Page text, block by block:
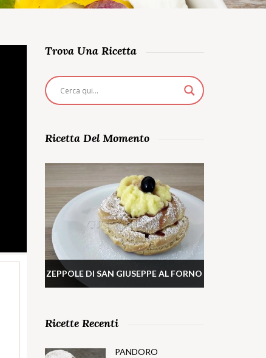
Trova Una Ricetta
Ricetta Del Momento
ZEPPOLE DI SAN GIUSEPPE AL FORNO
Ricette Recenti
PANDORO